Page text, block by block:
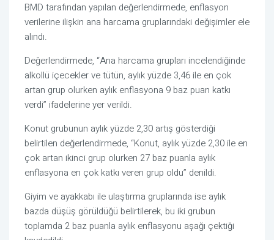
BMD tarafından yapılan değerlendirmede, enflasyon
verilerine ilişkin ana harcama gruplarındaki değişimler ele
alındı.
Değerlendirmede, “Ana harcama grupları incelendiğinde
alkollü içecekler ve tütün, aylık yüzde 3,46 ile en çok
artan grup olurken aylık enflasyona 9 baz puan katkı
verdi” ifadelerine yer verildi.
Konut grubunun aylık yüzde 2,30 artış gösterdiği
belirtilen değerlendirmede, “Konut, aylık yüzde 2,30 ile en
çok artan ikinci grup olurken 27 baz puanla aylık
enflasyona en çok katkı veren grup oldu” denildi.
Giyim ve ayakkabı ile ulaştırma gruplarında ise aylık
bazda düşüş görüldüğü belirtilerek, bu iki grubun
toplamda 2 baz puanla aylık enflasyonu aşağı çektiği